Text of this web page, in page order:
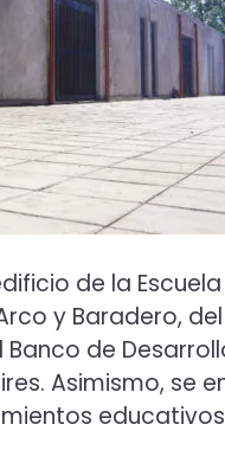
de la
y Baradero,
de
Asimismo, se